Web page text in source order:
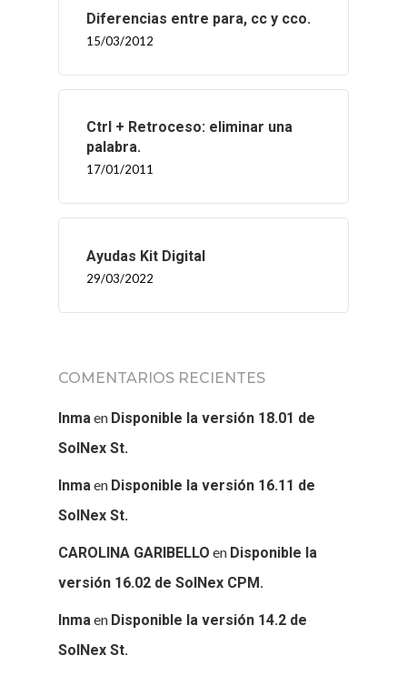
Diferencias entre para, cc y cco.
15/03/2012
Ctrl + Retroceso: eliminar una
palabra.
17/01/2011
Ayudas Kit Digital
29/03/2022
COMENTARIOS RECIENTES
Inmaen Disponible la versión 18.01 de
SolNex St.
Inmaen Disponible la versión 16.11 de
SolNex St.
CAROLINA GARIBELLO en Disponible la
versión 16.02 de SolNex CPM.
Inmaen Disponible la versión 14.2 de
SolNex St.